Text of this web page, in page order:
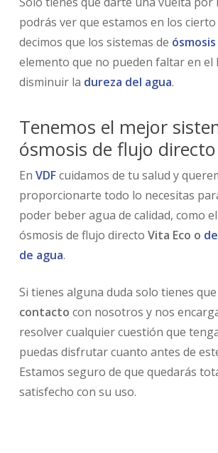
podrás ver que estamos en los
decimos que los sistemas de
elemento que no pueden faltar en el
disminuir la dureza del agua.
Tenemos el mejor
ósmosis de flujo directo
En VDFcuidamos de tu salud y
proporcionarte todo lo necesitas
poder beber agua de calidad, como
ósmosis de flujo directo Vita Eco o
de agua.
Si tienes alguna duda solo tienes
contacto con nosotros y nos
resolver cualquier cuestión que
puedas disfrutar cuanto antes de
Estamos seguro de que quedarás
satisfecho con su uso.